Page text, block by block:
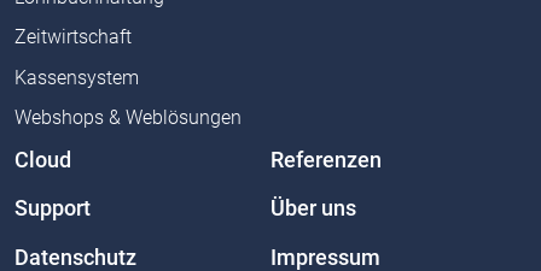
Zeitwirtschaft
Kassensystem
Webshops & Weblösungen
Cloud Referenzen
Support Über uns
Datenschutz Impressum